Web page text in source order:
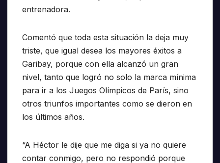
entrenadora.
Comentó que toda esta situación la deja muy
triste, que igual desea los mayores éxitos a
Garibay, porque con ella alcanzó un gran
nivel, tanto que logró no solo la marca mínima
para ir a los Juegos Olímpicos de París, sino
otros triunfos importantes como se dieron en
los últimos años.
“A Héctor le dije que me diga si ya no quiere
contar conmigo, pero no respondió porque